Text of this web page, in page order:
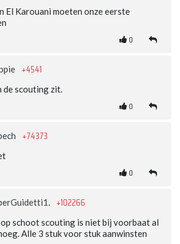
El Karouani moeten onze eerste
0
+4541
de scouting zit.
0
+74373
0
+102266
schoot scouting is niet bij voorbaat al
Alle 3 stuk voor stuk aanwinsten